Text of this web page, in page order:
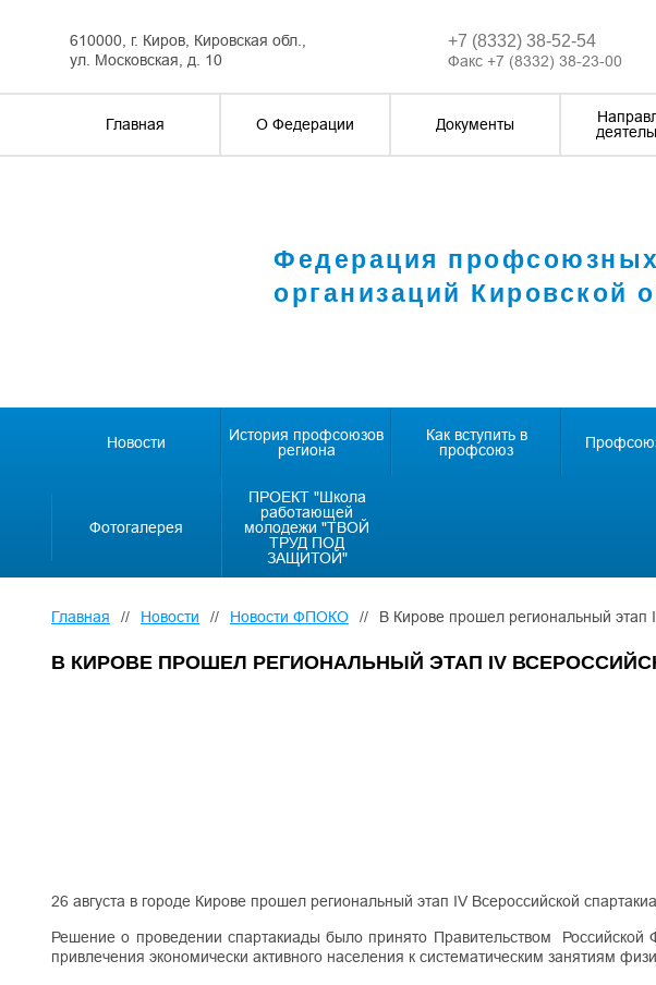
610000, г. Киров, Кировская обл.,
ул. Московская, д. 10
+7 (8332) 38-52-54
Факс +7 (8332) 38-23-00
Главная О Федерации Документы
Федерация профсоюзных
организаций Кировской
Новости
История профсоюзов
региона
Как вступить в
профсоюз
Фотогалерея
ПРОЕКТ "Школа
работающей
молодежи "ТВОЙ
ТРУД ПОД
ЗАЩИТОЙ"
Главная // Новости // Новости ФПОКО // В Кирове прошел региональный этап
В КИРОВЕ ПРОШЕЛ РЕГИОНАЛЬНЫЙ ЭТАП IV
26 августа в городе Кирове прошел региональный этап IV Всероссийской
Решение о проведении спартакиады было принято Правительством
привлечения экономически активного населения к систематическим занятиям